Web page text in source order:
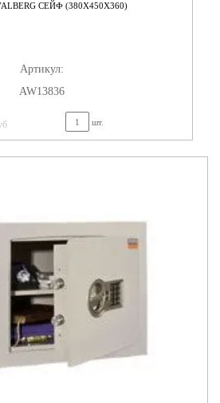
СЕЙФ (380X450X360)
Артикул:
AW13836
шт.